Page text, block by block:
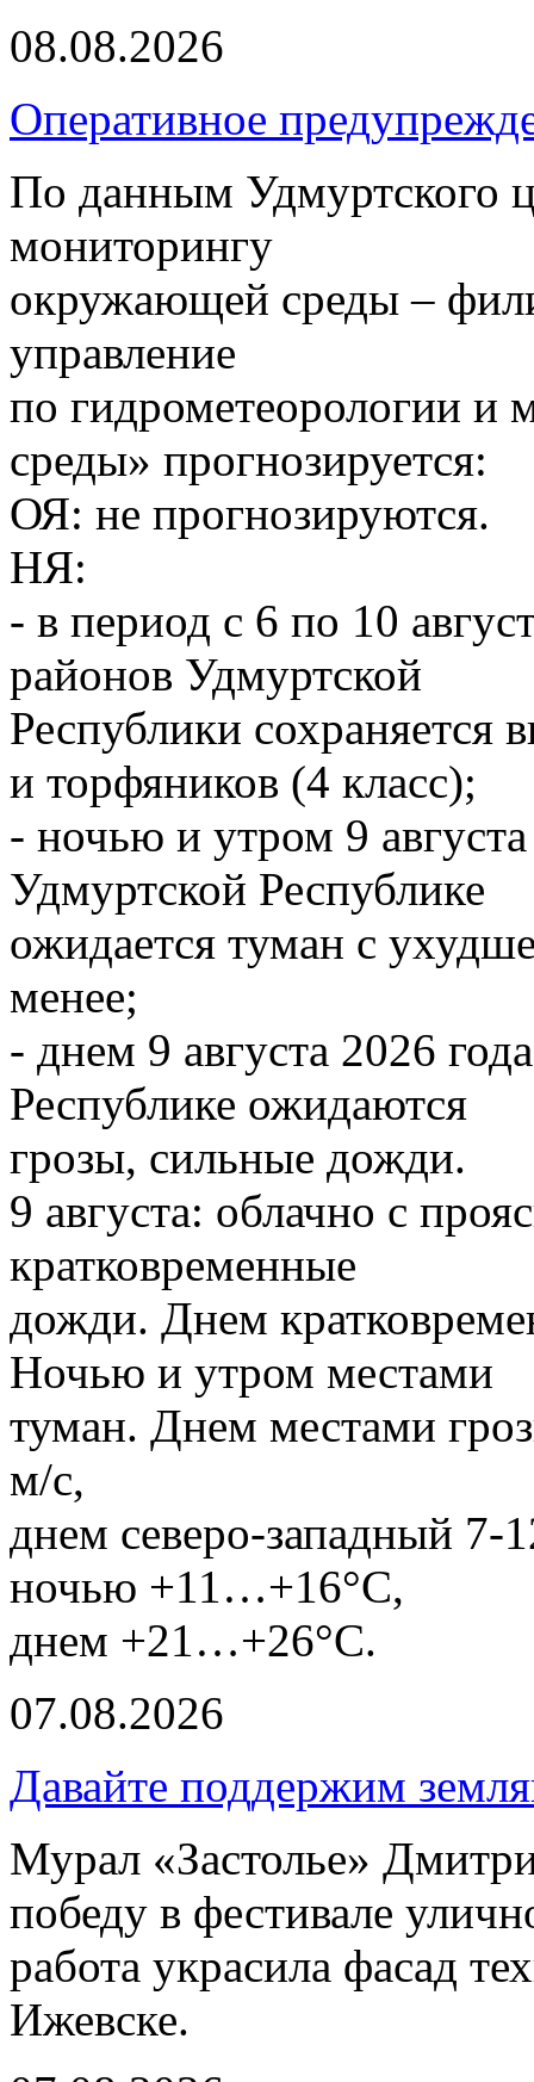
08.08.2026
Оперативное
По данным Удмуртского
мониторингу
окружающей среды –
управление
по гидрометеорологии
среды» прогнозируется:
ОЯ: не прогнозируются.
НЯ:
- в период с 6 по 10
районов Удмуртской
Республики сохраняется
и торфяников (4 класс);
- ночью и утром 9
Удмуртской Республике
ожидается туман с
менее;
- днем 9 августа 2026
Республике ожидаются
грозы, сильные дожди.
9 августа: облачно с
кратковременные
дожди. Днем
Ночью и утром местами
туман. Днем местами
м/с,
днем северо-западный 7-
ночью +11…+16°С,
днем +21…+26°С.
07.08.2026
Давайте поддержим
Мурал «Застолье»
победу в фестивале
работа украсила фасад
Ижевске.